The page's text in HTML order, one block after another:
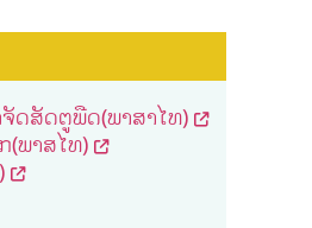
ດສັດຕູພືດ(ພາສາໄທ)
ພາສໄທ)